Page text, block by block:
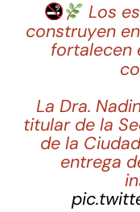
Los
construyen
fortalecen
La Dra.
titular de la
de la
entrega